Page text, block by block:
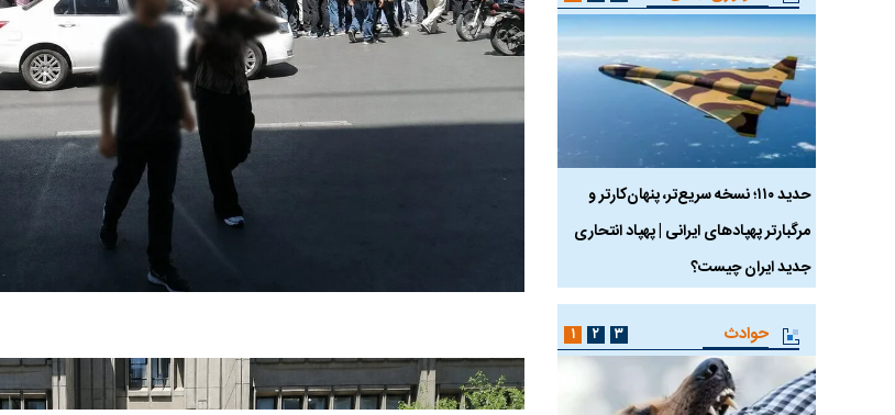
حدید ۱۱۰؛ نسخه سریع‌تر، پنهان‌کارتر و
مرگبارتر پهپادهای ایرانی | پهپاد انتحاری
جدید ایران چیست؟
فضاپیمای «استارشیپ» ایلان ماسک
چیست؟
حوادث ۱ ۲ ۳